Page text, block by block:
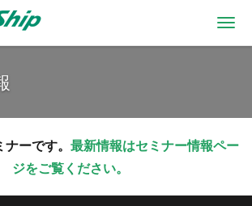
ーです。 最新情報はセミナー情報ペー
ジをご覧ください。